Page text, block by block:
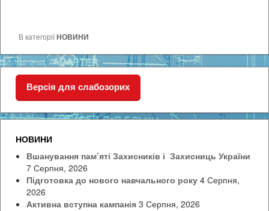
В категоріїНОВИНИ
Версія для слабозорих
НОВИНИ
Вшанування пам’яті Захисників і Захисниць України
7 Серпня, 2026
Підготовка до нового навчального року 4 Серпня,
2026
Активна вступна кампанія 3 Серпня, 2026